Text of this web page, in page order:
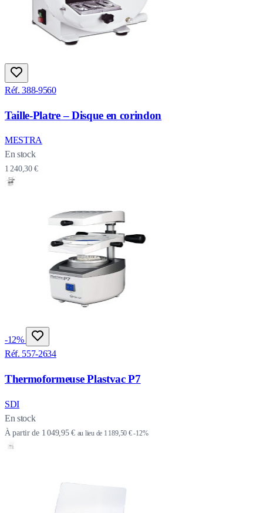
Réf. 388-9560
Taille-Platre – Disque en corindon
MESTRA
En stock
1 240,30 €
-12%
Réf. 557-2634
Thermoformeuse Plastvac P7
SDI
En stock
À partir de 1 049,95 € au lieu de 1 189,50 €-12%